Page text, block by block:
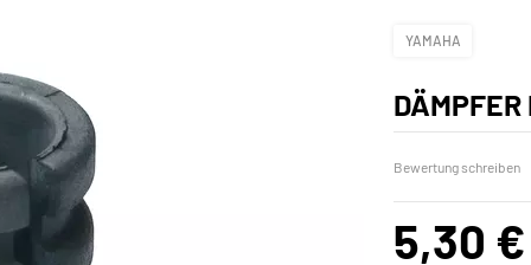
YAMAHA
Bewertung schreiben
5,30 €